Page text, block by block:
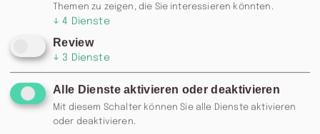
RESERVIERUNG: 0371 / 355 985
77 ODERINFO@MOSKAU-
CHEMNITZ.DE
Themen zu zeigen, die Sie interessieren könnten.
↓ 4 Dienste
Review
↓ 3 Dienste
Alle Dienste aktivieren oder deaktivieren
Mit diesem Schalter können Sie alle Dienste aktivieren
oder deaktivieren.